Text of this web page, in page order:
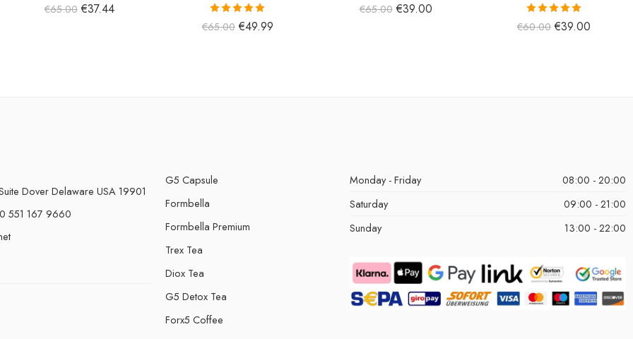
€65.00 €37.44
5 üzerinden
5.00oy aldı
€65.00 €49.99
€65.00 €39.00
5 üzerinden
5.00oy aldı
€60.00 €39.00
Dover Delaware USA 19901
551 167 9660
G5 Capsule
Formbella
Formbella Premium
Trex Tea
Diox Tea
G5 Detox Tea
Forx5 Coffee
Monday - Friday
08:00 - 20:00
Saturday
09:00 - 21:00
Sunday
13:00 - 22:00